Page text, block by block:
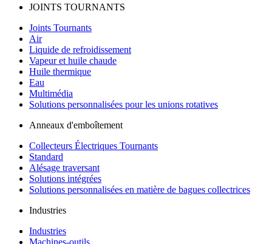
JOINTS TOURNANTS
Joints Tournants
Air
Liquide de refroidissement
Vapeur et huile chaude
Huile thermique
Eau
Multimédia
Solutions personnalisées pour les unions rotatives
Anneaux d'emboîtement
Collecteurs Électriques Tournants
Standard
Alésage traversant
Solutions intégrées
Solutions personnalisées en matière de bagues collectrices
Industries
Industries